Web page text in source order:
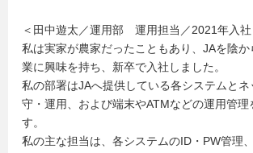
＜田中遊太／運用部 運用担当／2021年入社
私は実家が農家だったこともあり、JAを陰
業に興味を持ち、新卒で入社しました。
私の部署はJAへ提供している各システムとネ
守・運用、および端末やATMなどの運用管理
す。
私の主な担当は、各システムのID・PW管理